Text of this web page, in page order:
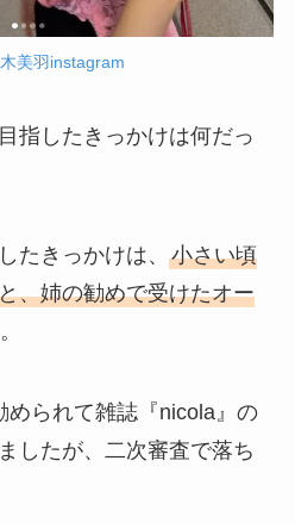
美羽instagram
指したきっかけは何だっ
たきっかけは、 小さい頃
、姉の勧めで受けたオー
められて雑誌『nicola』の
したが、二次審査で落ち